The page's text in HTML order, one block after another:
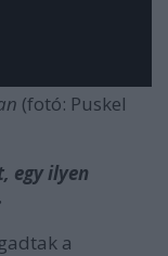
(fotó: Puskel
egy ilyen
a